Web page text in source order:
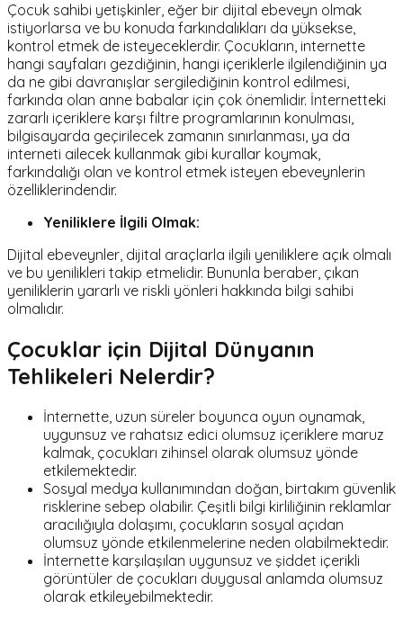
Çocuk sahibi yetişkinler, eğer bir dijital ebeveyn olmak
istiyorlarsa ve bu konuda farkındalıkları da yüksekse,
kontrol etmek de isteyeceklerdir. Çocukların, internette
hangi sayfaları gezdiğinin, hangi içeriklerle ilgilendiğinin ya
da ne gibi davranışlar sergilediğinin kontrol edilmesi,
farkında olan anne babalar için çok önemlidir. İnternetteki
zararlı içeriklere karşı filtre programlarının konulması,
bilgisayarda geçirilecek zamanın sınırlanması, ya da
interneti ailecek kullanmak gibi kurallar koymak,
farkındalığı olan ve kontrol etmek isteyen ebeveynlerin
özelliklerindendir.
Yeniliklere İlgili Olmak:
Dijital ebeveynler, dijital araçlarla ilgili yeniliklere açık olmalı
ve bu yenilikleri takip etmelidir. Bununla beraber, çıkan
yeniliklerin yararlı ve riskli yönleri hakkında bilgi sahibi
olmalıdır.
Çocuklar için Dijital Dünyanın
Tehlikeleri Nelerdir?
İnternette, uzun süreler boyunca oyun oynamak,
uygunsuz ve rahatsız edici olumsuz içeriklere maruz
kalmak, çocukları zihinsel olarak olumsuz yönde
etkilemektedir.
Sosyal medya kullanımından doğan, birtakım güvenlik
risklerine sebep olabilir. Çeşitli bilgi kirliliğinin reklamlar
aracılığıyla dolaşımı, çocukların sosyal açıdan
olumsuz yönde etkilenmelerine neden olabilmektedir.
İnternette karşılaşılan uygunsuz ve şiddet içerikli
görüntüler de çocukları duygusal anlamda olumsuz
olarak etkileyebilmektedir.